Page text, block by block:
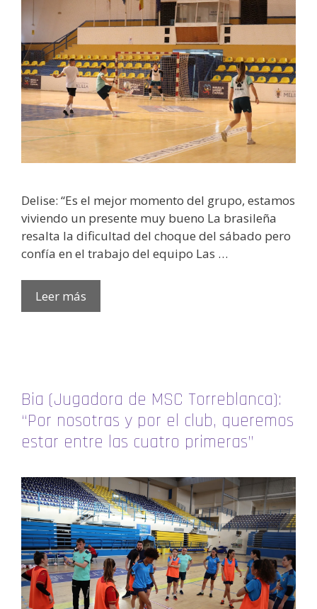
Delise: “Es el mejor momento del grupo, estamos
viviendo un presente muy bueno La brasileña
resalta la dificultad del choque del sábado pero
confía en el trabajo del equipo Las …
Leer más
Bia (Jugadora de MSC Torreblanca):
“Por nosotras y por el club, queremos
estar entre las cuatro primeras”